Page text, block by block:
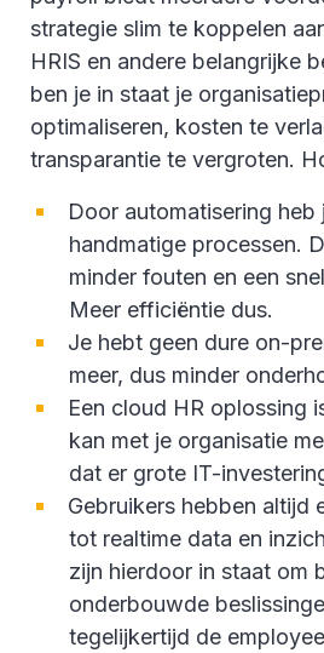
strategie slim te koppelen
HRIS en andere belangrijke
ben je in staat je
optimaliseren, kosten te
transparantie te vergroten.
Door automatisering heb
handmatige processen.
minder fouten en een
Meer efficiëntie dus.
Je hebt geen dure on-
meer, dus minder
Een cloud HR oplossing
kan met je organisatie
dat er grote IT-
Gebruikers hebben altijd
tot realtime data en
zijn hierdoor in staat om
onderbouwde
tegelijkertijd de